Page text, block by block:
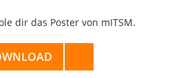
dir das Poster von mITSM.